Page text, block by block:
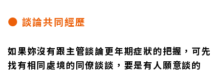
● 談論共同經歷
如果妳沒有跟主管談論更年期症狀的把握，可先
找有相同處境的同僚談談，要是有人願意談的